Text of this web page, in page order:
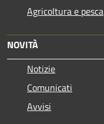
Agricoltura e pesca
NOVITÀ
Notizie
Comunicati
Avvisi